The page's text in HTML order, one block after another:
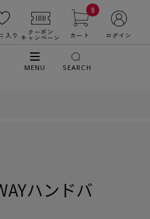
入り クーポン
キャンペーン
0
カート ログイン
MENU SEARCH
ハンドバ